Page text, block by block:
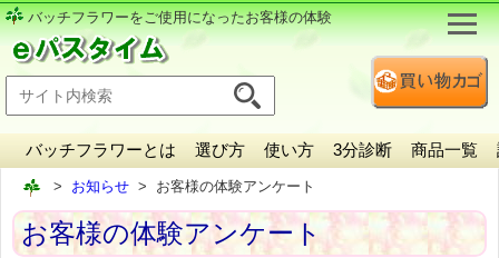
バッチフラワーをご使用になったお客様の体験
バッチフラワーとは 選び方 使い方 3分診断 商品一覧
お知らせ お客様の体験アンケート
お客様の体験アンケート